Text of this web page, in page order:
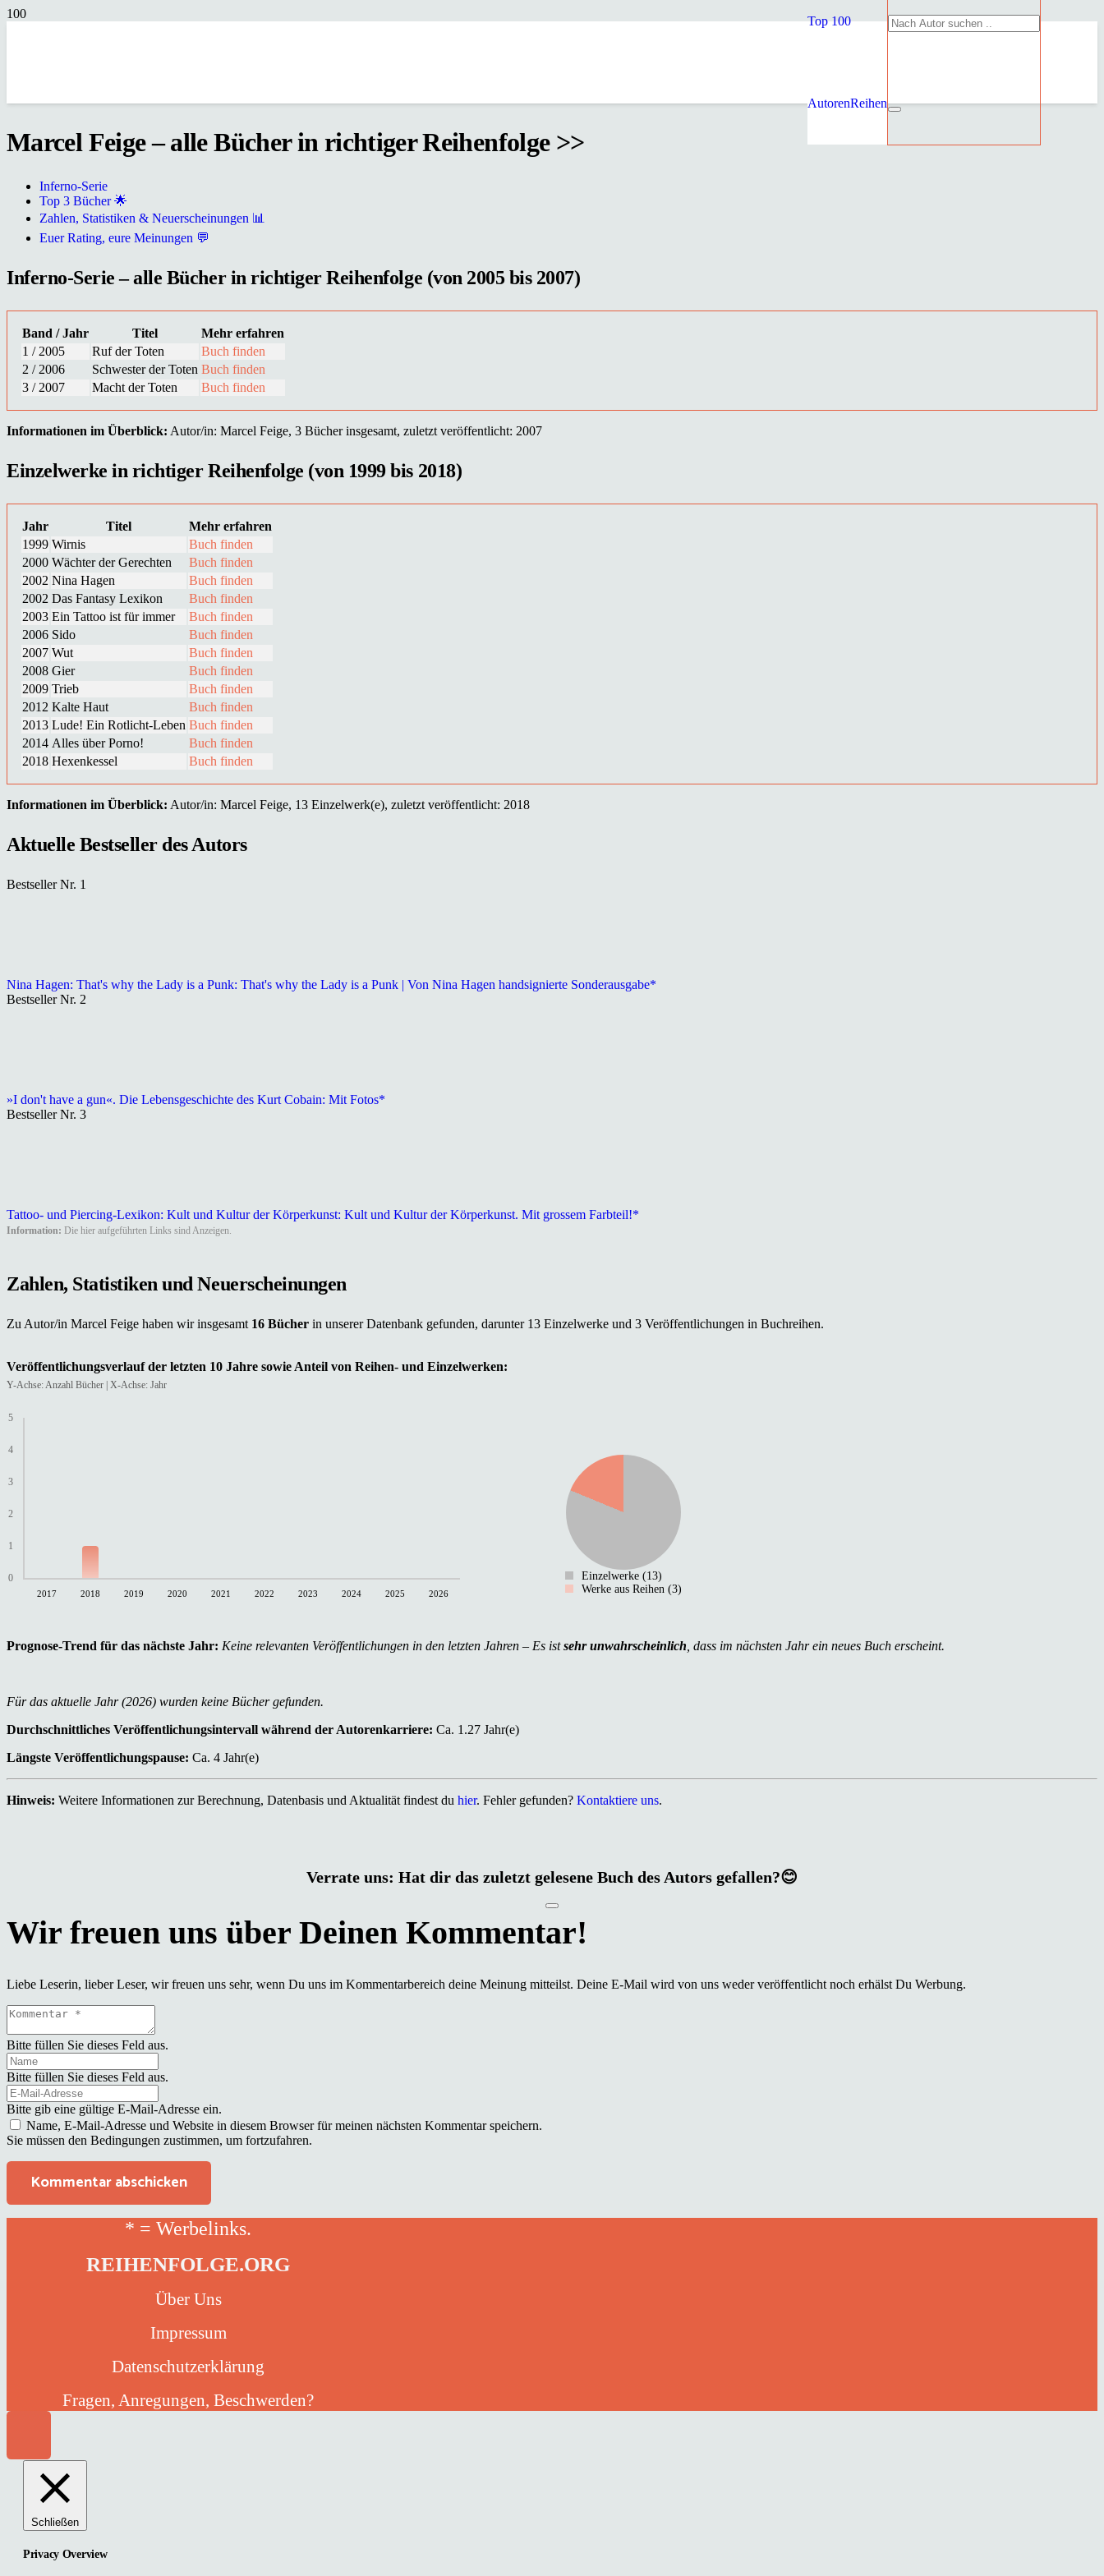
Top 100
AutorenReihen
Marcel Feige – alle Bücher in richtiger Reihenfolge >>
Inferno-Serie
Top 3 Bücher 🌟
Zahlen, Statistiken & Neuerscheinungen 📊
Euer Rating, eure Meinungen 💬
Inferno-Serie – alle Bücher in richtiger Reihenfolge (von 2005 bis 2007)
Band / Jahr Titel
Mehr erfahren
1 / 2005
Ruf der Toten
Buch finden
2 / 2006
Schwester der Toten Buch finden
3 / 2007
Macht der Toten Buch finden
Informationen im Überblick: Autor/in: Marcel Feige, 3 Bücher insgesamt, zuletzt veröffentlicht: 2007
Einzelwerke in richtiger Reihenfolge (von 1999 bis 2018)
Jahr Titel
Mehr erfahren
1999 Wirnis
Buch finden
2000 Wächter der Gerechten
Buch finden
2002 Nina Hagen
Buch finden
2002 Das Fantasy Lexikon
Buch finden
2003 Ein Tattoo ist für immer
Buch finden
2006 Sido
Buch finden
2007 Wut
Buch finden
2008 Gier
Buch finden
2009 Trieb
Buch finden
2012 Kalte Haut
Buch finden
2013 Lude! Ein Rotlicht-Leben Buch finden
2014 Alles über Porno!
Buch finden
2018 Hexenkessel Buch finden
Informationen im Überblick: Autor/in: Marcel Feige, 13 Einzelwerk(e), zuletzt veröffentlicht: 2018
Aktuelle Bestseller des Autors
Bestseller Nr. 1
Nina Hagen: That's why the Lady is a Punk: That's why the Lady is a Punk | Von Nina Hagen handsignierte Sonderausgabe*
Bestseller Nr. 2
»I don't have a gun«. Die Lebensgeschichte des Kurt Cobain: Mit Fotos*
Bestseller Nr. 3
Tattoo- und Piercing-Lexikon: Kult und Kultur der Körperkunst: Kult und Kultur der Körperkunst. Mit grossem Farbteil!*
Information: Die hier aufgeführten Links sind Anzeigen.
Zahlen, Statistiken und Neuerscheinungen
Zu Autor/in Marcel Feige haben wir insgesamt 16 Bücher in unserer Datenbank gefunden, darunter 13 Einzelwerke und 3 Veröffentlichungen in Buchreihen.
Veröffentlichungsverlauf der letzten 10 Jahre sowie Anteil von Reihen- und Einzelwerken:
Y-Achse: Anzahl Bücher | X-Achse: Jahr
0
1
2
3
4
5
2017 2018 2019 2020 2021 2022 2023 2024 2025 2026
Einzelwerke (13)
Werke aus Reihen (3)
Prognose-Trend für das nächste Jahr: Keine relevanten Veröffentlichungen in den letzten Jahren – Es istsehr unwahrscheinlich , dass im nächsten Jahr ein neues Buch erscheint.
Für das aktuelle Jahr (2026) wurden keine Bücher gefunden.
Durchschnittliches Veröffentlichungsintervall während der Autorenkarriere: Ca. 1.27 Jahr(e)
Längste Veröffentlichungspause: Ca. 4 Jahr(e)
Hinweis: Weitere Informationen zur Berechnung, Datenbasis und Aktualität findest du hier. Fehler gefunden? Kontaktiere uns.
Verrate uns: Hat dir das zuletzt gelesene Buch des Autors gefallen?😊
Liebe Leserin, lieber Leser, wir freuen uns sehr, wenn Du uns im Kommentarbereich deine Meinung mitteilst. Deine E-Mail wird von uns weder veröffentlicht noch erhälst Du Werbung.
Bitte füllen Sie dieses Feld aus.
Bitte füllen Sie dieses Feld aus.
Bitte gib eine gültige E-Mail-Adresse ein.
Name, E-Mail-Adresse und Website in diesem Browser für meinen nächsten Kommentar speichern.
Sie müssen den Bedingungen zustimmen, um fortzufahren.
Kommentar abschicken
* = Werbelinks.
REIHENFOLGE.ORG
Über Uns
Impressum
Datenschutzerklärung
Fragen, Anregungen, Beschwerden?
Schließen
Privacy Overview